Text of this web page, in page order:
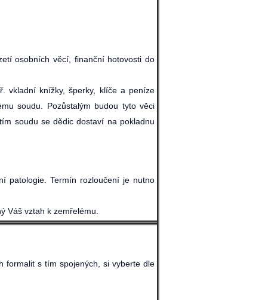
osobních věcí, finanční hotovosti do
vkladní knížky, šperky, klíče a peníze
soudu. Pozůstalým budou tyto věci
soudu se dědic dostaví na pokladnu
patologie. Termín rozloučení je nutno
Váš vztah k zemřelému.
formalit s tím spojených, si vyberte dle